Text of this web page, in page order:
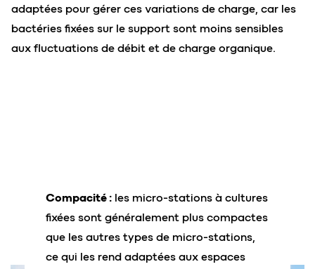
adaptées pour gérer ces variations de charge, car les
bactéries fixées sur le support sont moins sensibles
aux fluctuations de débit et de charge organique.
Compacité : les micro-stations à cultures
fixées sont généralement plus compactes
que les autres types de micro-stations,
ce qui les rend adaptées aux espaces